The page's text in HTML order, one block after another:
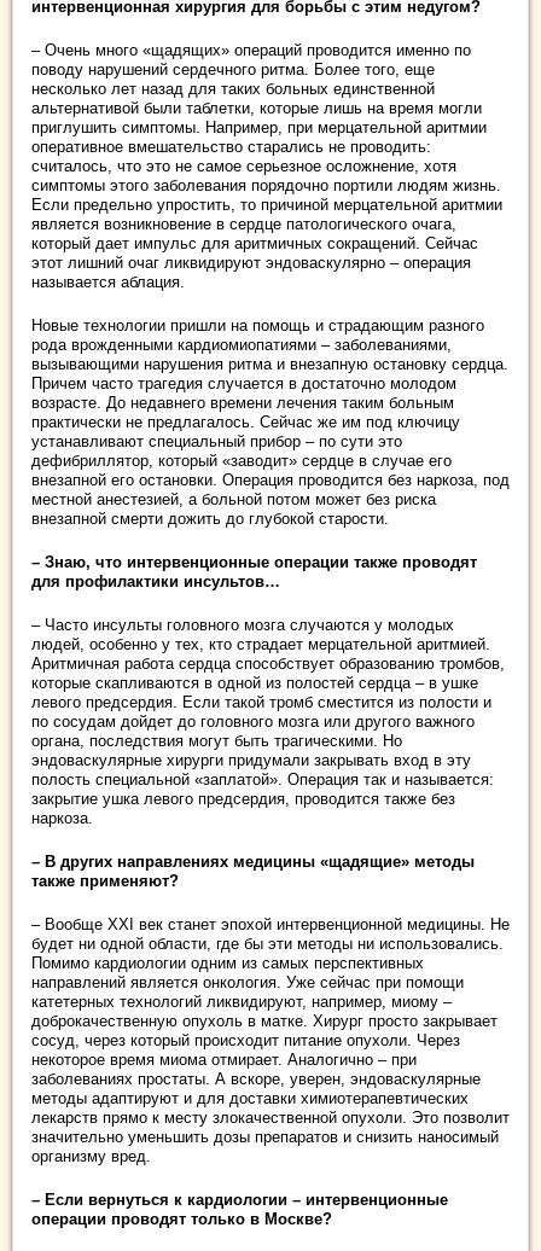
интервенционная хирургия для борьбы с этим недугом?
– Очень много «щадящих» операций проводится именно по
поводу нарушений сердечного ритма. Более того, еще
несколько лет назад для таких больных единственной
альтернативой были таблетки, которые лишь на время могли
приглушить симптомы. Например, при мерцательной аритмии
оперативное вмешательство старались не проводить:
считалось, что это не самое серьезное осложнение, хотя
симптомы этого заболевания порядочно портили людям жизнь.
Если предельно упростить, то причиной мерцательной аритмии
является возникновение в сердце патологического очага,
который дает импульс для аритмичных сокращений. Сейчас
этот лишний очаг ликвидируют эндоваскулярно – операция
называется аблация.
Новые технологии пришли на помощь и страдающим разного
рода врожденными кардиомиопатиями – заболеваниями,
вызывающими нарушения ритма и внезапную остановку сердца.
Причем часто трагедия случается в достаточно молодом
возрасте. До недавнего времени лечения таким больным
практически не предлагалось. Сейчас же им под ключицу
устанавливают специальный прибор – по сути это
дефибриллятор, который «заводит» сердце в случае его
внезапной его остановки. Операция проводится без наркоза, под
местной анестезией, а больной потом может без риска
внезапной смерти дожить до глубокой старости.
– Знаю, что интервенционные операции также проводят
для профилактики инсультов…
– Часто инсульты головного мозга случаются у молодых
людей, особенно у тех, кто страдает мерцательной аритмией.
Аритмичная работа сердца способствует образованию тромбов,
которые скапливаются в одной из полостей сердца – в ушке
левого предсердия. Если такой тромб сместится из полости и
по сосудам дойдет до головного мозга или другого важного
органа, последствия могут быть трагическими. Но
эндоваскулярные хирурги придумали закрывать вход в эту
полость специальной «заплатой». Операция так и называется:
закрытие ушка левого предсердия, проводится также без
наркоза.
– В других направлениях медицины «щадящие» методы
также применяют?
– Вообще XXI век станет эпохой интервенционной медицины. Не
будет ни одной области, где бы эти методы ни использовались.
Помимо кардиологии одним из самых перспективных
направлений является онкология. Уже сейчас при помощи
катетерных технологий ликвидируют, например, миому –
доброкачественную опухоль в матке. Хирург просто закрывает
сосуд, через который происходит питание опухоли. Через
некоторое время миома отмирает. Аналогично – при
заболеваниях простаты. А вскоре, уверен, эндоваскулярные
методы адаптируют и для доставки химиотерапевтических
лекарств прямо к месту злокачественной опухоли. Это позволит
значительно уменьшить дозы препаратов и снизить наносимый
организму вред.
– Если вернуться к кардиологии – интервенционные
операции проводят только в Москве?